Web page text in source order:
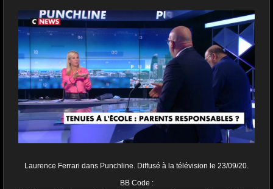
Laurence Ferrari dans Punchline. Diffusé à la télévision le 23/09/20.
BB Code :